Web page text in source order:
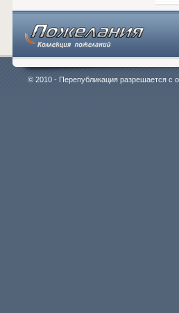
© 2010 - Перепубликация разрешается с